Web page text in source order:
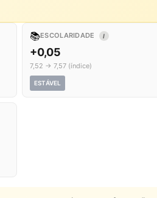
📚ESCOLARIDADE I
+0,05
7,52 → 7,57 (índice)
ESTÁVEL